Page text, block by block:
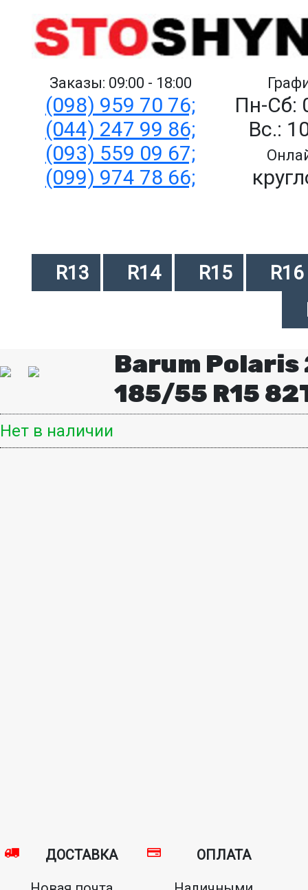
Заказы: 09:00 - 18:00
(098) 959 70 76;
(044) 247 99 86;
(093) 559 09 67;
(099) 974 78 66;
Пн-Сб:
Вс.:
R13 R14 R15
R16
Barum Polaris
185/55 R15
Нет в наличии
ДОСТАВКА
ОПЛАТА